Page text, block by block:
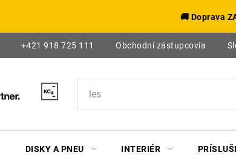
🚚 Doprava
+421 918 725 111 Obchodní zástupcovia
DISKY A PNEU INTERIÉR